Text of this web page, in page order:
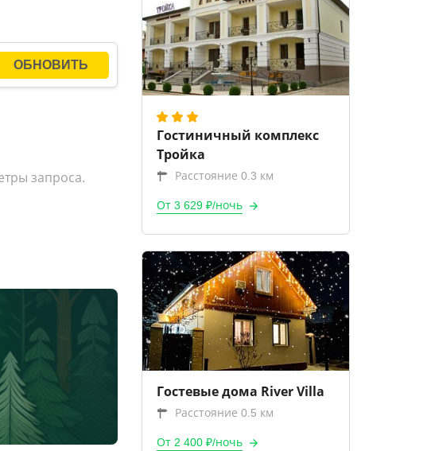
запроса.
Гостиничный комплекс
Тройка
Расстояние 0.3 км
От 3 629 ₽/ночь
Гостевые дома River Villa
Расстояние 0.5 км
От 2 400 ₽/ночь